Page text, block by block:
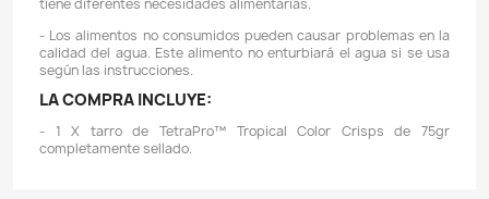
- La línea Tetra PRO proporciona una nutrición más
para los peces además de mantener más limpia
proceso de elaboración a baja temperatura ayuda a
los nutrientes y vitaminas que los peces
crecimiento sano y fuerte. La nueva fórmula de
(tropical, tropical color, goldfish y betta) contiene
Biotina. La biotina es un suplemento especial